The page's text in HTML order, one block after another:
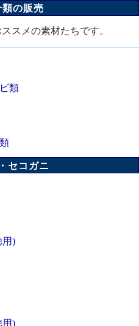
の販売
スメの素材たちです。
類
セコガニ
用)
用)